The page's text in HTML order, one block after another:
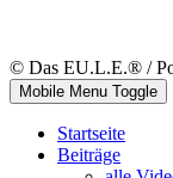
© Das EU.L.E.® /
Mobile Menu Toggle
Startseite
Beiträge